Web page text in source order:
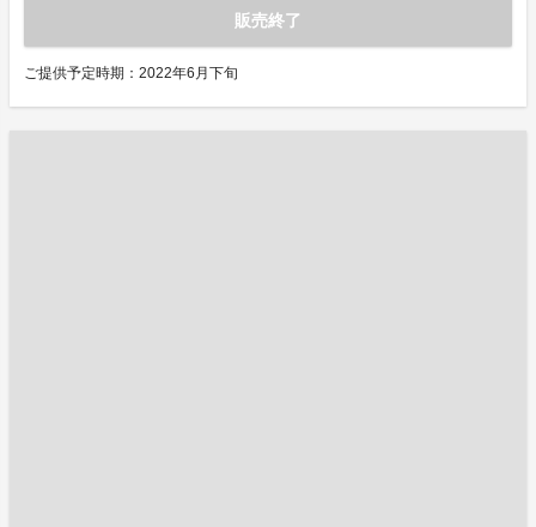
販売終了
ご提供予定時期：2022年6月下旬